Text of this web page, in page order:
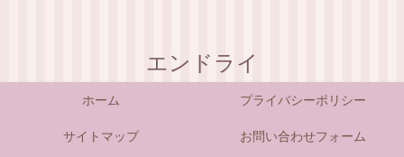
エンドライ
ホーム プライバシーポリシー
サイトマップ お問い合わせフォーム